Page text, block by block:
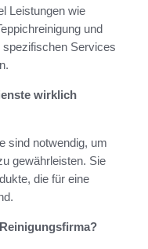
Leistungen wie
und
spezifischen Services
wirklich
sind notwendig, um
gewährleisten. Sie
die für eine